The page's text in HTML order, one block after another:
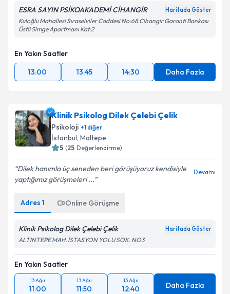
ESRA SAYIN PSİKOAKADEMİ CİHANGİR Haritada Göster
Kuloğlu Mahallesi Sıraselviler Caddesi No:68 Cihangir Garanti Bankası
Üstü Simge Apartmanı Kat:2
En Yakın Saatler
13:00
13:45 14:30 Daha Fazla
Klinik Psikolog Dilek Çelebi Çelik
Psikoloji +1diğer
İstanbul, Maltepe
5 (25 Değerlendirme)
Dilek hanımla üç seneden beri görüşüyoruz kendisiyle
yaptığımız görüşmeleri ...
Devamı
Adres 1 Online Görüşme
Klinik Psikolog Dilek Çelebi Çelik Haritada Göster
ALTINTEPE MAH. İSTASYON YOLU SOK. NO3
En Yakın Saatler
13 Ağu
11:00
13 Ağu
11:50
13 Ağu
12:40 Daha Fazla